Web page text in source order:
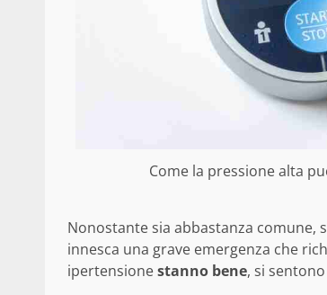
Come la pressione alta
Nonostante sia abbastanza comune,
innesca una grave emergenza che
ipertensionestanno bene, si